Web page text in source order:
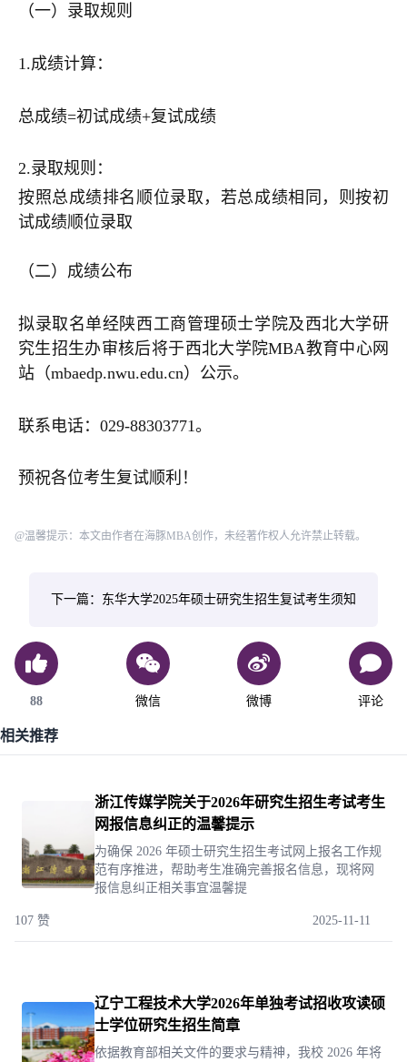
（一）录取规则
1.成绩计算：
总成绩=初试成绩+复试成绩
2.录取规则：
按照总成绩排名顺位录取，若总成绩相同，则按初
试成绩顺位录取
（二）成绩公布
拟录取名单经陕西工商管理硕士学院及西北大学研
究生招生办审核后将于西北大学院MBA教育中心网
站（mbaedp.nwu.edu.cn）公示。
联系电话：029-88303771。
预祝各位考生复试顺利！
@温馨提示：本文由作者在海豚MBA创作，未经著作权人允许禁止转载。
下一篇：东华大学2025年硕士研究生招生复试考生须知
88 微信 微博 评论
相关推荐
浙江传媒学院关于2026年研究生招生考试考生
网报信息纠正的温馨提示
为确保 2026 年硕士研究生招生考试网上报名工作规
范有序推进，帮助考生准确完善报名信息，现将网
报信息纠正相关事宜温馨提
107 赞 2025-11-11
辽宁工程技术大学2026年单独考试招收攻读硕
士学位研究生招生简章
依据教育部相关文件的要求与精神，我校 2026 年将